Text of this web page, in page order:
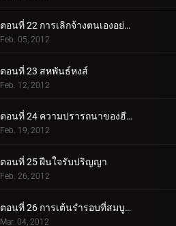
ตอนที่ 22 การเลิกจ้างตนเองอย่างแท้จริง
Feb. 05, 2012
ตอนที่ 23 สหพันธ์หงส์
Feb. 12, 2012
ตอนที่ 24 ความปรารถนาของฮีโร่
Feb. 19, 2012
ตอนที่ 25 ฝืนใจรับปริญญา
Feb. 26, 2012
ตอนที่ 26 การเต้นรำรอบที่สมบูรณ์แบบ
Mar. 04, 2012